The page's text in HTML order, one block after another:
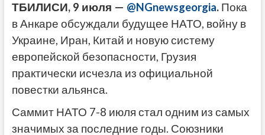
ТБИЛИСИ, 9 июля — @NGnewsgeorgia.Пока
в Анкаре обсуждали будущее НАТО, войну в
Украине, Иран, Китай и новую систему
европейской безопасности, Грузия
практически исчезла из официальной
повестки альянса.
Саммит НАТО 7-8 июля стал одним из самых
значимых за последние годы. Союзники